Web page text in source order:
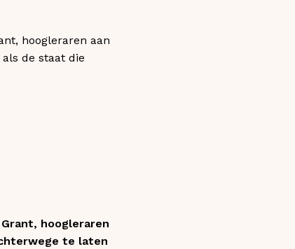
hoogleraren aan
de staat die
hoogleraren
te laten